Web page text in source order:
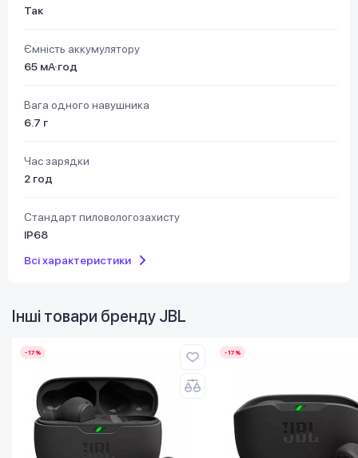
Так
Ємність аккумулятору
65 мА·год
Вага одного навушника
6.7 г
Час зарядки
2 год
Стандарт пиловологозахисту
IP68
Всі характеристики
Інші товари бренду JBL
-17% -17%